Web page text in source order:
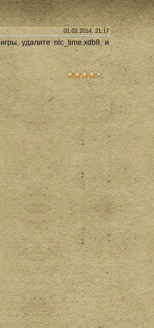
01.02.2014, 21:17
удалите nlc_time.xdb8, и